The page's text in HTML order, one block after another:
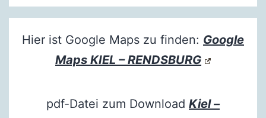
Hier ist Google Maps zu finden: Google
Maps KIEL – RENDSBURG
pdf-Datei zum Download Kiel –